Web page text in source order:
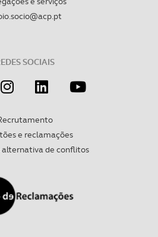
SOCIAIS
e reclamações
alternativa de conflitos